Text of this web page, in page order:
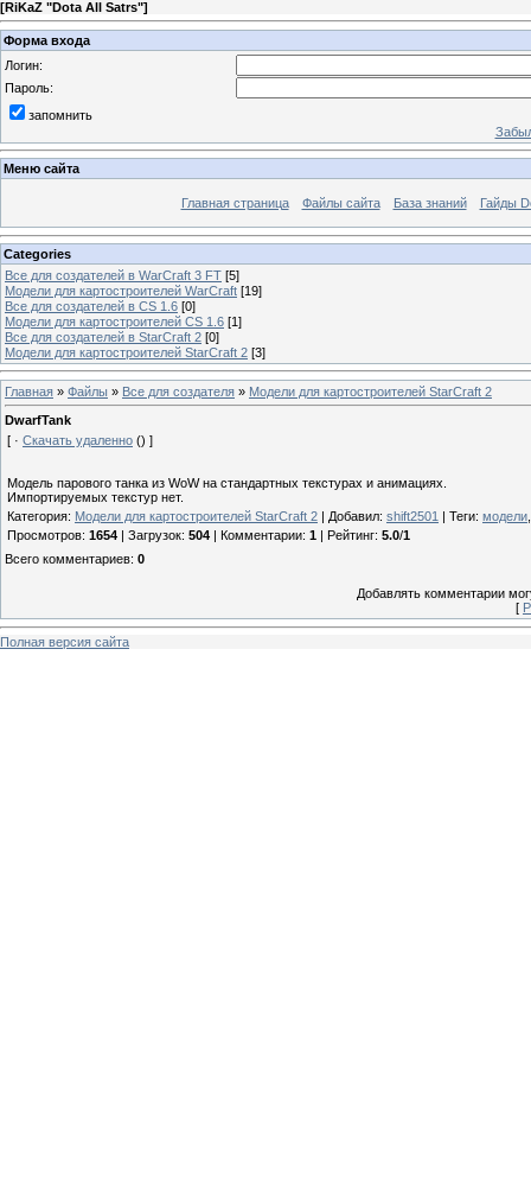
[RiKaZ "Dota All Satrs"]
Форма входа
Логин:
Пароль:
запомнить
Меню сайта
Главная страница Файлы сайта База знаний Гайды
Categories
Все для создателей в WarCraft 3 FT [5]
Модели для картостроителей WarCraft [19]
Все для создателей в CS 1.6 [0]
Модели для картостроителей CS 1.6 [1]
Все для создателей в StarCraft 2 [0]
Модели для картостроителей StarCraft 2 [3]
Главная » Файлы » Все для создателя » Модели для картостроителей StarCraft 2
DwarfTank
[ · Скачать удаленно () ]
Модель парового танка из WoW на стандартных текстурах и анимациях.
Импортируемых текстур нет.
Категория: Модели для картостроителей StarCraft 2 Добавил: shift2501 Теги: модели
Просмотров: 1654 Загрузок: 504 Комментарии: 1 Рейтинг: 5.0/1
Всего комментариев: 0
Добавлять комментарии
[
Полная версия сайта